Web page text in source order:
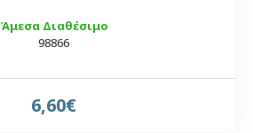
Άμεσα Διαθέσιμο
98866
6,60€